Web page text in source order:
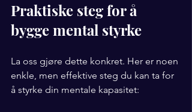
Praktiske steg for å
bygge mental styrke
La oss gjøre dette konkret. Her er noen
enkle, men effektive steg du kan ta for
å styrke din mentale kapasitet: